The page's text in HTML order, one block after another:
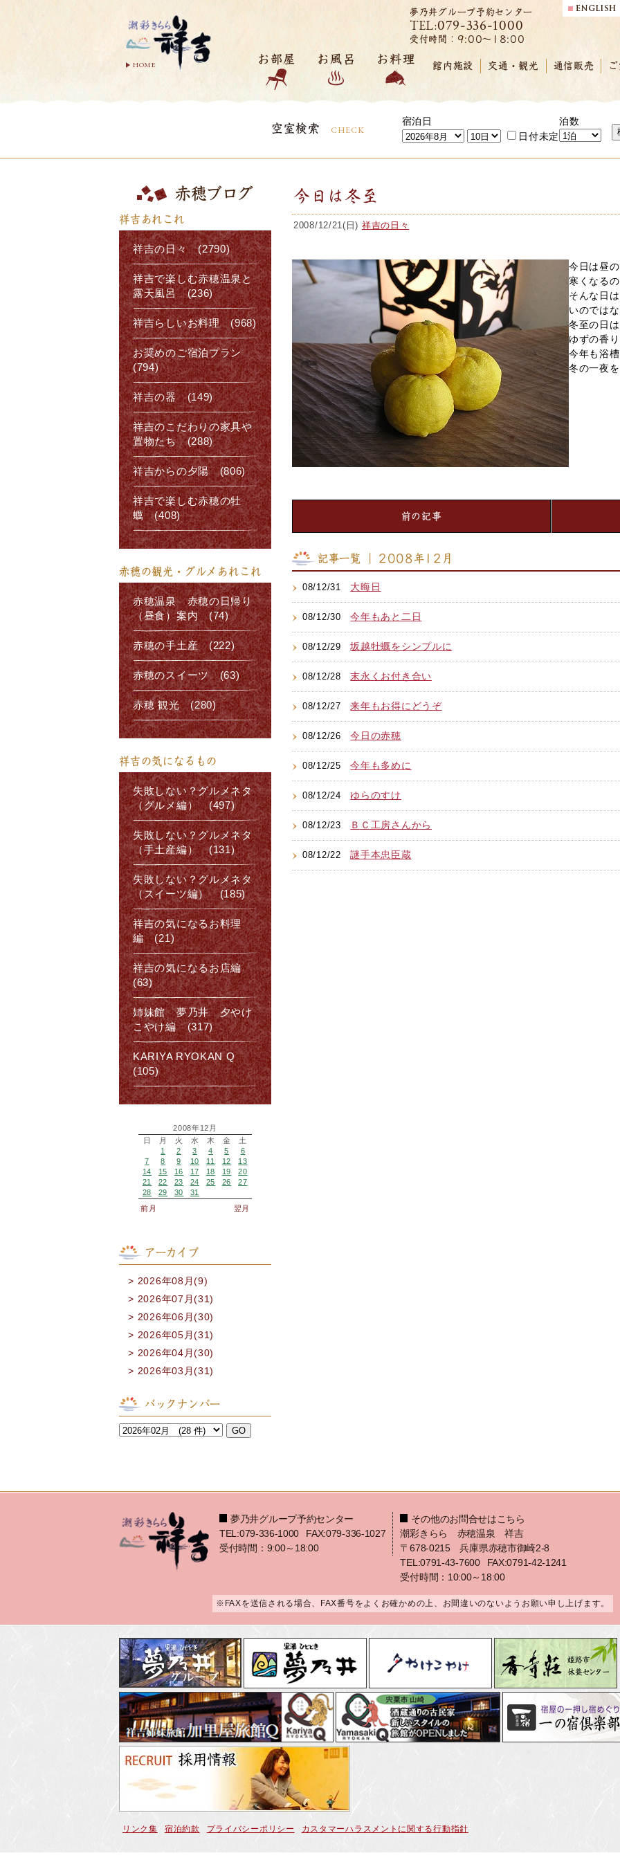
HOME
夢乃井グループ予約センター
TEL:079-336-1000
受付時間：9:00～18:00
お部屋 お風呂 お料理
館内施設 交通・観光 通信販売
空室検索 CHECK
宿泊日
日付未定
泊数
今日は冬至
2008/12/21(日) 祥吉の日々
今日は昼
寒くなる
そんな日
いのでは
冬至の日は
ゆずの香
今年も浴
冬の一夜
前の記事
記事一覧 ｜ 2008年12月
08/12/31 大晦日
08/12/30今年もあと二日
08/12/29坂越牡蠣をシンプルに
08/12/28末永くお付き合い
08/12/27来年もお得にどうぞ
08/12/26今日の赤穂
08/12/25今年も多めに
08/12/24 ゆらのすけ
08/12/23 ＢＣ工房さんから
08/12/22謎手本忠臣蔵
赤穂ブログ
祥吉あれこれ
祥吉の日々 (2790)
祥吉で楽しむ赤穂温泉と
露天風呂 (236)
祥吉らしいお料理 (968)
お奨めのご宿泊プラン
(794)
祥吉の器 (149)
祥吉のこだわりの家具や
置物たち (288)
祥吉からの夕陽 (806)
祥吉で楽しむ赤穂の牡
蠣 (408)
赤穂の観光・グルメあれこれ
赤穂温泉 赤穂の日帰り
（昼食）案内 (74)
赤穂の手土産 (222)
赤穂のスイーツ (63)
赤穂 観光 (280)
祥吉の気になるもの
失敗しない？グルメネタ
（グルメ編） (497)
失敗しない？グルメネタ
（手土産編） (131)
失敗しない？グルメネタ
（スイーツ編） (185)
祥吉の気になるお料理
編 (21)
祥吉の気になるお店編
(63)
姉妹館 夢乃井 夕やけ
こやけ編 (317)
KARIYA RYOKAN Q
(105)
2008年12月
日
月 火 水 木 金
土
1
2 3 4 5
6
7
8 9 10 11 12
13
14
15 16 17 18 19
20
21
22 23 24 25 26
27
28
29 30
31
前月
翌月
アーカイブ
2026年08月(9)
2026年07月(31)
2026年06月(30)
2026年05月(31)
2026年04月(30)
2026年03月(31)
バックナンバー
夢乃井グループ予約センター
TEL:079-336-1000
FAX:079-336-1027
受付時間：9:00～18:00
その他のお問合せはこちら
潮彩きらら 赤穂温泉 祥吉
〒678-0215 兵庫県赤穂市御崎2-8
TEL:0791-43-7600
FAX:0791-42-1241
受付時間：10:00～18:00
※FAXを送信される場合、FAX番号をよくお確かめの上、お間違いのないようお願い申し上げます。
リンク集 宿泊約款 プライバシーポリシー カスタマーハラスメントに関する行動指針